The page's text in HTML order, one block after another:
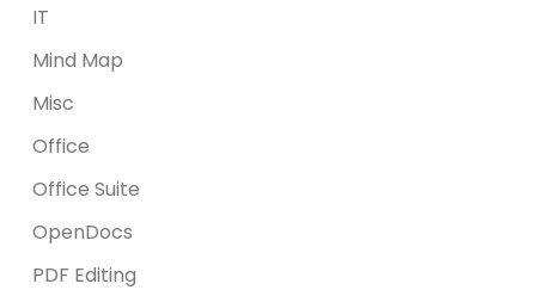
IT
Mind Map
Misc
Office
Office Suite
OpenDocs
PDF Editing